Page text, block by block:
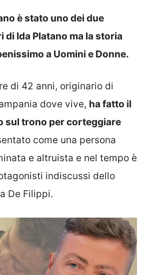
è stato uno dei due
Ida Platano ma la storia
a Uomini e Donne.
di 42 anni, originario di
dove vive, ha fatto il
sul trono per corteggiare
come una persona
e altruista e nel tempo è
indiscussi dello
De Filippi.